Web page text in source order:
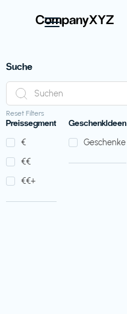
Suche
Reset Filters
Preissegment
€‎
€‎€‎
€‎€‎+
GeschenkIdeen
Geschenke